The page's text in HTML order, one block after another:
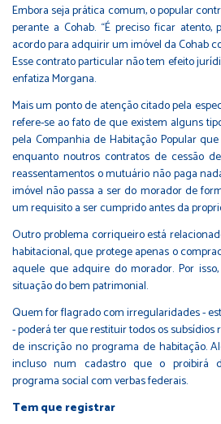
Embora seja prática comum, o popular
perante a Cohab. “É preciso ficar
acordo para adquirir um imóvel da Cohab
Esse contrato particular não tem efeito
enfatiza Morgana.
Mais um ponto de atenção citado pela
refere-se ao fato de que existem alguns
pela Companhia de Habitação Popular
enquanto noutros contratos de cessão
reassentamentos o mutuário não paga
imóvel não passa a ser do morador de
um requisito a ser cumprido antes da
Outro problema corriqueiro está
habitacional, que protege apenas o
aquele que adquire do morador. Por
situação do bem patrimonial.
Quem for flagrado com irregularidades -
- poderá ter que restituir todos os subsídios
de inscrição no programa de habitação.
incluso num cadastro que o proibirá
programa social com verbas federais.
Tem que registrar